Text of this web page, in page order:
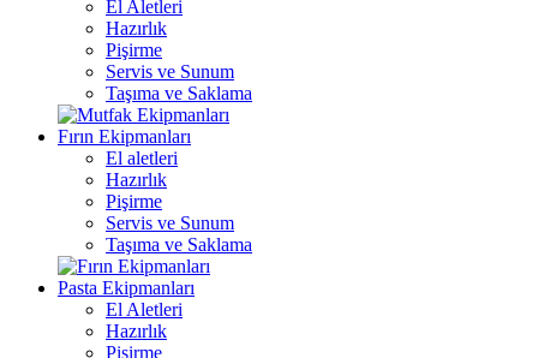
El Aletleri
Hazırlık
Pişirme
Servis ve Sunum
Taşıma ve Saklama
Fırın Ekipmanları
El aletleri
Hazırlık
Pişirme
Servis ve Sunum
Taşıma ve Saklama
Pasta Ekipmanları
El Aletleri
Hazırlık
Pişirme